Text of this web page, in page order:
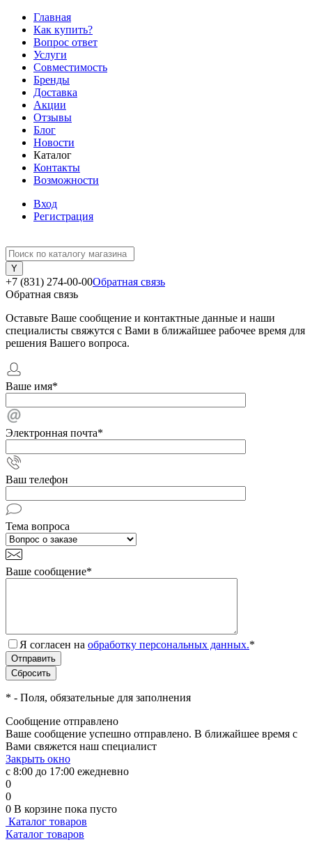
Главная
Как купить?
Вопрос ответ
Услуги
Совместимость
Бренды
Доставка
Акции
Отзывы
Блог
Новости
Каталог
Контакты
Возможности
Вход
Регистрация
+7 (831) 274-00-00Обратная связь
Обратная связь
Оставьте Ваше сообщение и контактные данные и наши
специалисты свяжутся с Вами в ближайшее рабочее время для
решения Вашего вопроса.
Ваше имя*
Электронная почта*
Ваш телефон
Тема вопроса
Ваше сообщение*
Я согласен на обработку персональных данных.*
* - Поля, обязательные для заполнения
Сообщение отправлено
Ваше сообщение успешно отправлено. В ближайшее время с
Вами свяжется наш специалист
Закрыть окно
с 8:00 до 17:00 ежедневно
0
0
0 В корзине пока пусто
Каталог товаров
Каталог товаров